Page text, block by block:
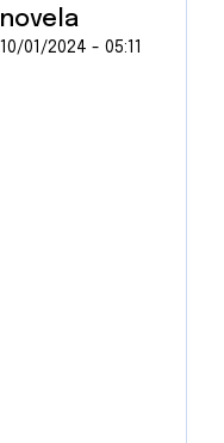
novela
10/01/2024 - 05:11